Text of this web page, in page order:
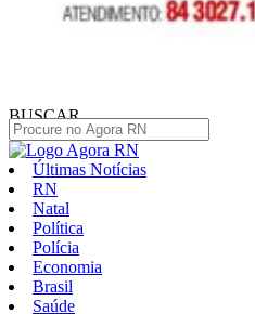
BUSCAR
Últimas Notícias
RN
Natal
Política
Polícia
Economia
Brasil
Saúde